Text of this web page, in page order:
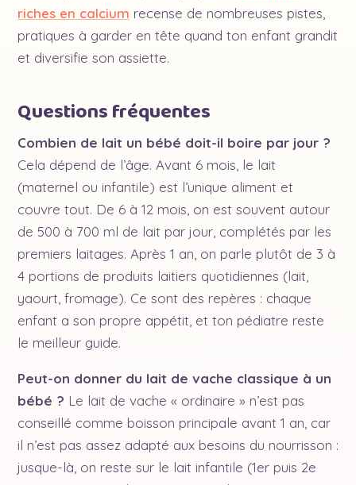
riches en calcium recense de nombreuses pistes,
pratiques à garder en tête quand ton enfant grandit
et diversifie son assiette.
Questions fréquentes
Combien de lait un bébé doit-il boire par jour ?
Cela dépend de l’âge. Avant 6 mois, le lait
(maternel ou infantile) est l’unique aliment et
couvre tout. De 6 à 12 mois, on est souvent autour
de 500 à 700 ml de lait par jour, complétés par les
premiers laitages. Après 1 an, on parle plutôt de 3 à
4 portions de produits laitiers quotidiennes (lait,
yaourt, fromage). Ce sont des repères : chaque
enfant a son propre appétit, et ton pédiatre reste
le meilleur guide.
Peut-on donner du lait de vache classique à un
bébé ? Le lait de vache « ordinaire » n’est pas
conseillé comme boisson principale avant 1 an, car
il n’est pas assez adapté aux besoins du nourrisson :
jusque-là, on reste sur le lait infantile (1er puis 2e